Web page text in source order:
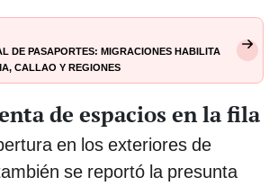
de pasaportes: Migraciones habilita
Callao y regiones
de espacios en la fila
en los exteriores de
se reportó la presunta